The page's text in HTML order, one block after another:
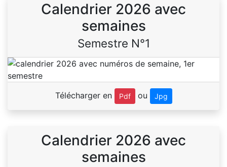
Calendrier 2026 avec
semaines
Semestre N°1
Télécharger en Pdf ou Jpg
Calendrier 2026 avec
semaines